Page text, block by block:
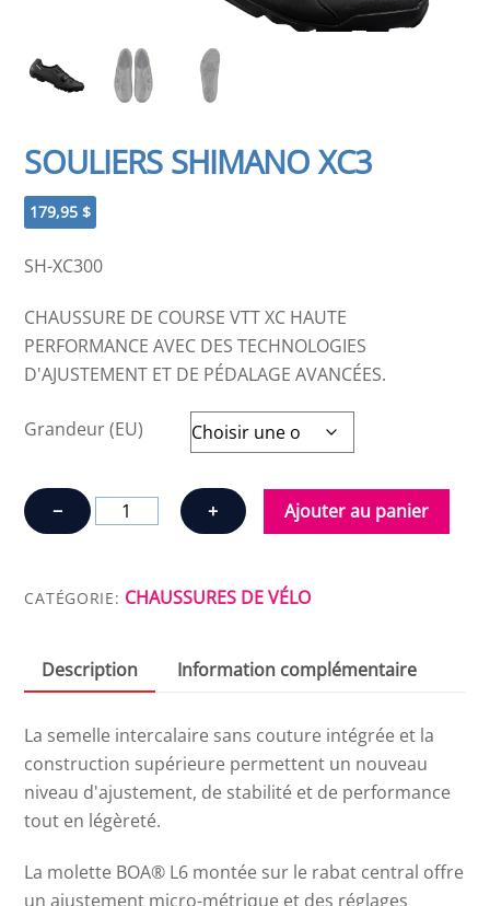
SOULIERS SHIMANO XC3
179,95 $
SH-XC300
CHAUSSURE DE COURSE VTT XC HAUTE
PERFORMANCE AVEC DES TECHNOLOGIES
D'AJUSTEMENT ET DE PÉDALAGE AVANCÉES.
Grandeur (EU)
−
quantité
de
SHIMANO
+ Ajouter au panier
CATÉGORIE: CHAUSSURES DE VÉLO
Description Information complémentaire
La semelle intercalaire sans couture intégrée et la
construction supérieure permettent un nouveau
niveau d'ajustement, de stabilité et de performance
tout en légèreté.
La molette BOA® L6 montée sur le rabat central offre
un ajustement micro-métrique et des réglages